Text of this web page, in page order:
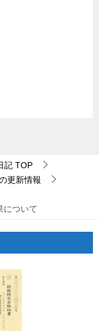
記 TOP
更新情報
について